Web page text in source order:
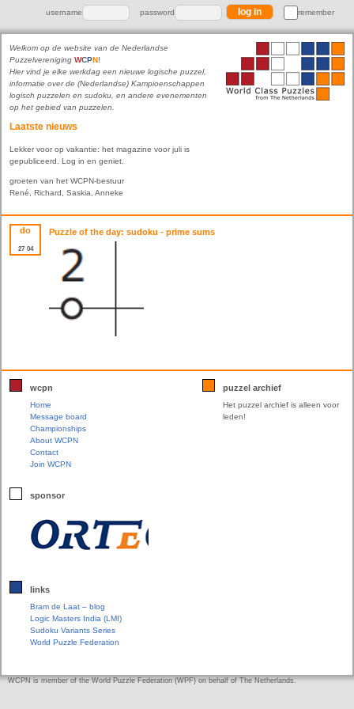
username password remember
Welkom op de website van de Nederlandse
Puzzelvereniging WCPN!
Hier vind je elke werkdag een nieuwe logische puzzel,
informatie over de (Nederlandse) Kampioenschappen
logisch puzzelen en sudoku, en andere evenementen
op het gebied van puzzelen.
Laatste nieuws
Lekker voor op vakantie: het magazine voor juli is
gepubliceerd. Log in en geniet.
groeten van het WCPN-bestuur
René, Richard, Saskia, Anneke
do
27 04
Puzzle of the day: sudoku - prime sums
wcpn
Home
Message board
Championships
About WCPN
Contact
Join WCPN
sponsor
links
Bram de Laat – blog
Logic Masters India (LMI)
Sudoku Variants Series
World Puzzle Federation
puzzel archief
Het puzzel archief is alleen voor
leden!
WCPN is member of the World Puzzle Federation (WPF) on behalf of The Netherlands.